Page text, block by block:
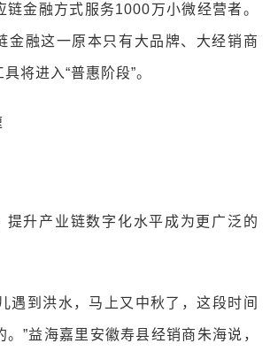
链金融方式服务1000万小微经营者。
金融这一原本只有大品牌、大经销商
将进入“普惠阶段”。
提升产业链数字化水平成为更广泛的
遇到洪水，马上又中秋了，这段时间
”益海嘉里安徽寿县经销商朱海说，